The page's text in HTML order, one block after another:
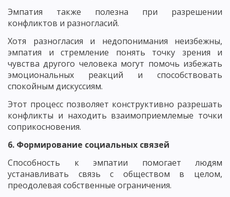
Эмпатия также полезна при разрешении
конфликтов и разногласий.
Хотя разногласия и недопонимания неизбежны,
эмпатия и стремление понять точку зрения и
чувства другого человека могут помочь избежать
эмоциональных реакций и способствовать
спокойным дискуссиям.
Этот процесс позволяет конструктивно разрешать
конфликты и находить взаимоприемлемые точки
соприкосновения.
6. Формирование социальных связей
Способность к эмпатии помогает людям
устанавливать связь с обществом в целом,
преодолевая собственные ограничения.